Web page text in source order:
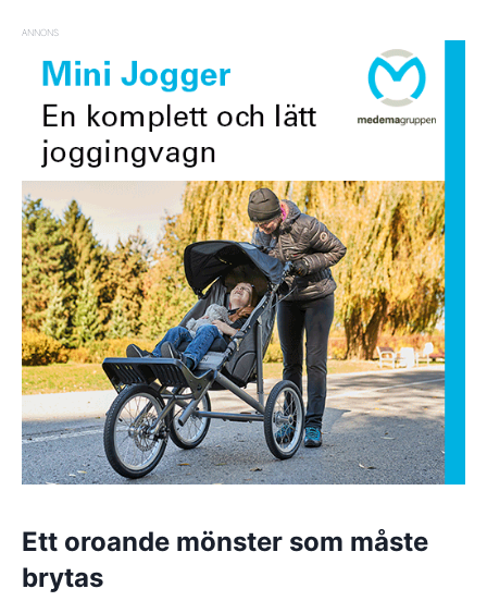
ANNONS
Ett oroande mönster som måste
brytas